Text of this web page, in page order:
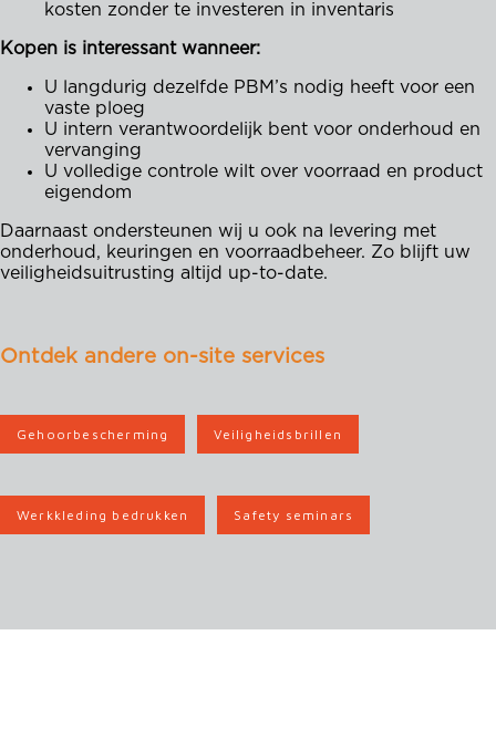
kosten zonder te investeren in inventaris
Kopen is interessant wanneer:
U langdurig dezelfde PBM’s nodig heeft voor een
vaste ploeg
U intern verantwoordelijk bent voor onderhoud en
vervanging
U volledige controle wilt over voorraad en product
eigendom
Daarnaast ondersteunen wij u ook na levering met
onderhoud, keuringen en voorraadbeheer. Zo blijft uw
veiligheidsuitrusting altijd up-to-date.
Ontdek andere on-site services
Gehoorbescherming Veiligheidsbrillen
Werkkleding bedrukken Safety seminars